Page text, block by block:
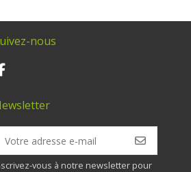
nous
vous à notre newsletter pour